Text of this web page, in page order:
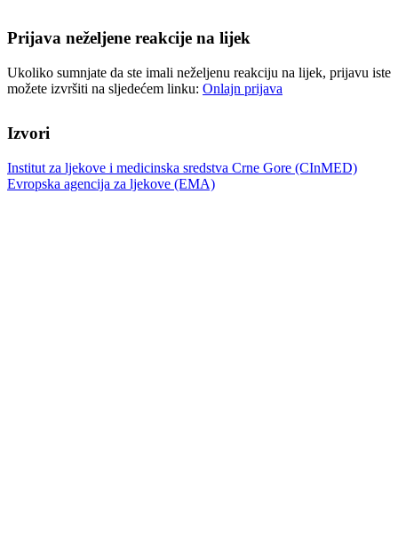
Prijava neželjene reakcije na lijek
Ukoliko sumnjate da ste imali neželjenu reakciju na lijek, prijavu iste
možete izvršiti na sljedećem linku: Onlajn prijava
Izvori
Institut za ljekove i medicinska sredstva Crne Gore (CInMED)
Evropska agencija za ljekove (EMA)